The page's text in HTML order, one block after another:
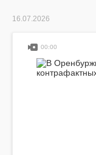
16.07.2026
00:00